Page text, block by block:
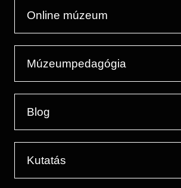
Online múzeum
Múzeumpedagógia
Blog
Kutatás